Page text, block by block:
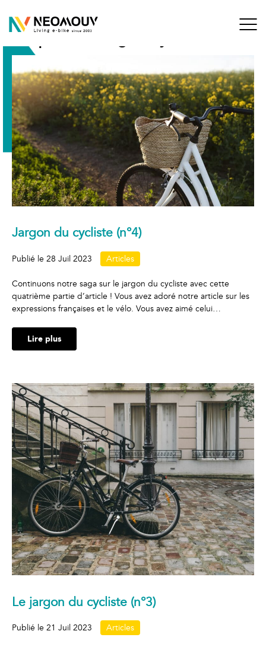
contenu
Blog de NEOMOUV
Living E-bikes since 2003
Étiquette :
Jargon du cycliste (n°4)
Publié le 28 Juil 2023 Articles
Continuons notre saga sur le jargon du cycliste avec cette
quatrième partie d’article ! Vous avez adoré notre article sur les
expressions françaises et le vélo. Vous avez aimé celui…
Lire plus
Le jargon du cycliste (n°3)
Publié le 21 Juil 2023 Articles